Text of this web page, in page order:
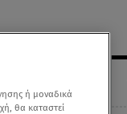
ή μοναδικά
θα καταστεί